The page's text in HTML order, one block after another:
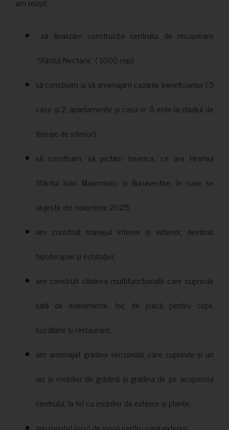
să finalizăm construcția centrului de recuperare
”Sfântul Nectarie” ( 1000 mp);
să construim și să amenajăm cazările beneficiarilor ( 5
case și 2 apartamente și casa nr 8 este la stadiul de
finisaje de interior);
să construim, să pictăm biserica, ce are Hramul
Sfântul Ioan Maximovici și Bunavestire, în care se
slujește din noiembrie 2025;
am construit manejul interior și exterior, destinat
hipoterapiei și echitației;
am construit clădirea multifuncțională care cuprinde
sală de evenimente, loc de joacă pentru copii,
bucătărie și restaurant;
am amenajat grădina senzorială, care cuprinde și un
iaz și mobilier de grădină și grădina de pe acoperisul
centrului, la fel cu mobilier de exterior și plante;